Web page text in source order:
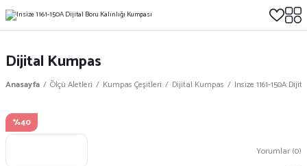
Dijital Kumpas
Anasayfa Ölçü Aletleri Kumpas Çeşitleri Dijital Kumpas Insize 1161-150A
%40
Yorumlar (0)